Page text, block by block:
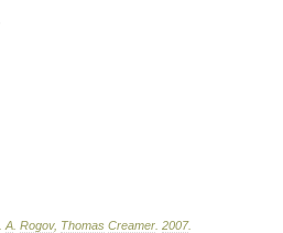
A Rogov, Thomas Creamer 2007.